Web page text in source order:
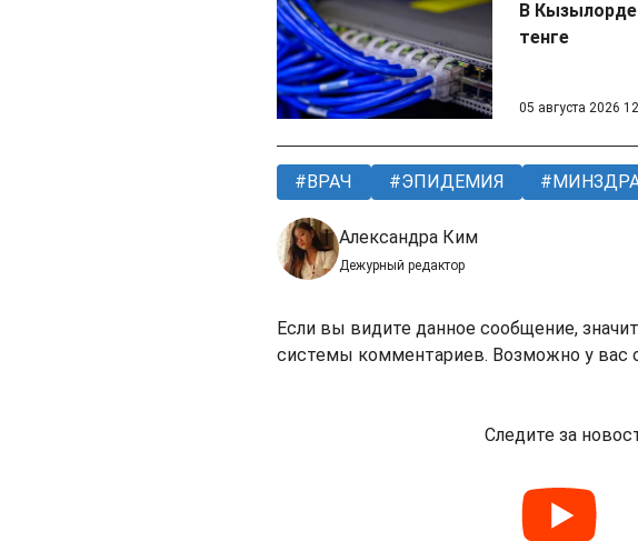
В Кызылорде
тенге
05 августа 2026
ВРАЧ ЭПИДЕМИЯ
Александра Ким
Дежурный редактор
Если вы видите данное сообщение,
системы комментариев. Возможно у вас
Следите за